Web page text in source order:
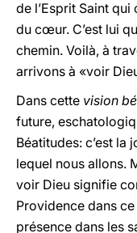
de l’Esprit Saint
du cœur. C’est lui
chemin. Voilà, à
arrivons à «voir
Dans cette vision
future,
Béatitudes: c’est la
lequel nous allons.
voir Dieu signifie
Providence dans
présence dans les